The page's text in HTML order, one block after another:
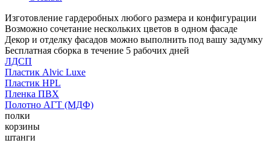
Изготовление гардеробных любого размера и конфигурации
Возможно сочетание нескольких цветов в одном фасаде
Декор и отделку фасадов можно выполнить под вашу задумку
Бесплатная сборка в течение 5 рабочих дней
ЛДСП
Пластик Alvic Luxe
Пластик HPL
Пленка ПВХ
Полотно АГТ (МДФ)
полки
корзины
штанги